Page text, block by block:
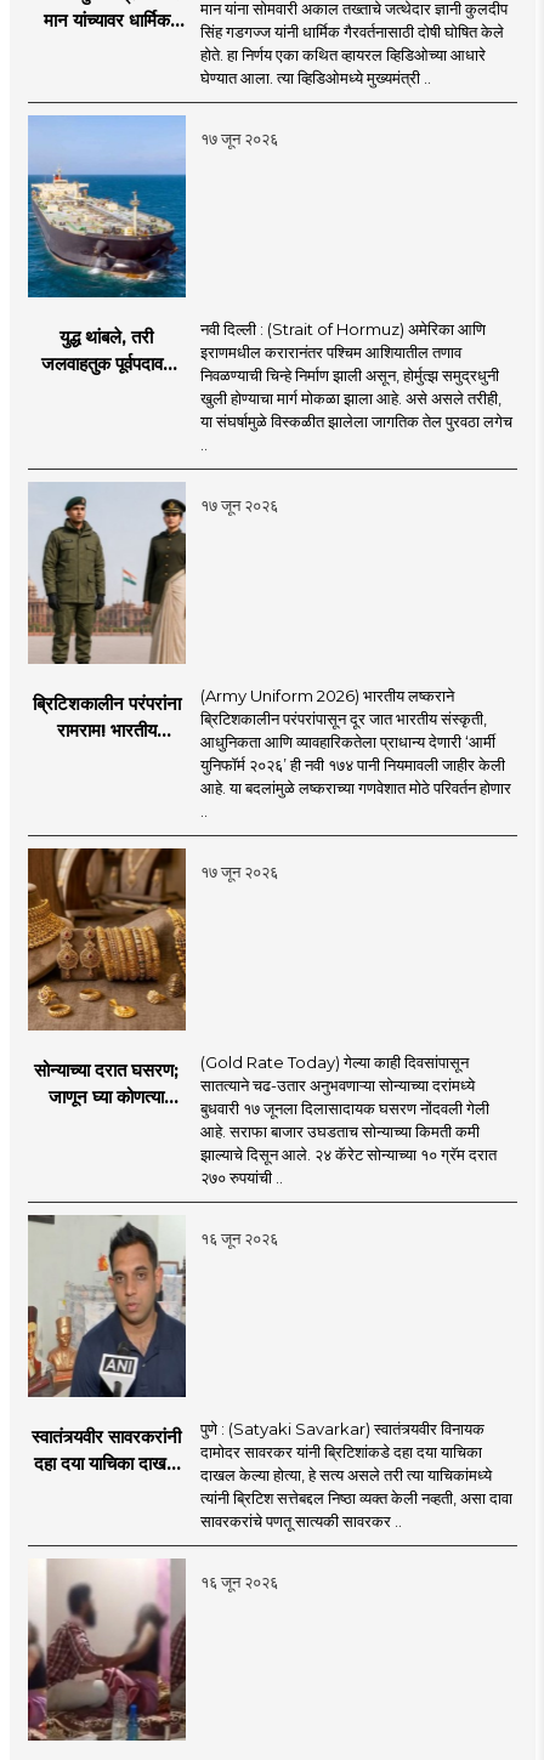
मान यांच्यावर धार्मिक
खळबळ
मान यांना सोमवारी अकाल तख्ताचे जत्थेदार ज्ञानी कुलदीप
सिंह गडगज्ज यांनी धार्मिक गैरवर्तनासाठी दोषी घोषित केले
होते. हा निर्णय एका कथित व्हायरल व्हिडिओच्या आधारे
घेण्यात आला. त्या व्हिडिओमध्ये मुख्यमंत्री ..
१७ जून २०२६
युद्ध थांबले, तरी
जलवाहतुक पूर्वपदावर
चिंता.
नवी दिल्ली : (Strait of Hormuz) अमेरिका आणि
इराणमधील करारानंतर पश्चिम आशियातील तणाव
निवळण्याची चिन्हे निर्माण झाली असून, होर्मुत्झ समुद्रधुनी
खुली होण्याचा मार्ग मोकळा झाला आहे. असे असले तरीही,
या संघर्षामुळे विस्कळीत झालेला जागतिक तेल पुरवठा लगेच
१७ जून २०२६
ब्रिटिशकालीन परंपरांना
रामराम! भारतीय
(Army Uniform 2026) भारतीय लष्कराने
ब्रिटिशकालीन परंपरांपासून दूर जात भारतीय संस्कृती,
आधुनिकता आणि व्यावहारिकतेला प्राधान्य देणारी ‘आर्मी
युनिफॉर्म २०२६’ ही नवी १७४ पानी नियमावली जाहीर केली
आहे. या बदलांमुळे लष्कराच्या गणवेशात मोठे परिवर्तन होणार
१७ जून २०२६
सोन्याच्या दरात घसरण;
जाणून घ्या कोणत्या
(Gold Rate Today) गेल्या काही दिवसांपासून
सातत्याने चढ-उतार अनुभवणाऱ्या सोन्याच्या दरांमध्ये
बुधवारी १७ जूनला दिलासादायक घसरण नोंदवली गेली
आहे. सराफा बाजार उघडताच सोन्याच्या किमती कमी
झाल्याचे दिसून आले. २४ कॅरेट सोन्याच्या १० ग्रॅम दरात
२७० रुपयांची ..
१६ जून २०२६
स्वातंत्र्यवीर सावरकरांनी
दहा दया याचिका दाखल
निष्ठा व्यक्त केली नाही’!
पणतू सात्यकी सावरकर
यांनी न्यायालयात सादर
केला दावा
पुणे : (Satyaki Savarkar) स्वातंत्र्यवीर विनायक
दामोदर सावरकर यांनी ब्रिटिशांकडे दहा दया याचिका
दाखल केल्या होत्या, हे सत्य असले तरी त्या याचिकांमध्ये
त्यांनी ब्रिटिश सत्तेबद्दल निष्ठा व्यक्त केली नव्हती, असा दावा
सावरकरांचे पणतू सात्यकी सावरकर ..
१६ जून २०२६